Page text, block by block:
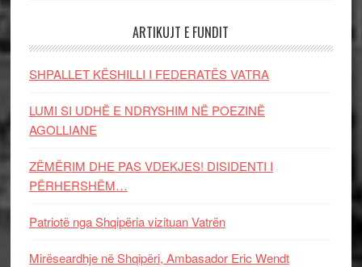
ARTIKUJT E FUNDIT
SHPALLET KËSHILLI I FEDERATËS VATRA
LUMI SI UDHË E NDRYSHIM NË POEZINË
AGOLLIANE
ZËMËRIM DHE PAS VDEKJES! DISIDENTI I
PËRHERSHËM…
Patriotë nga Shqipëria vizituan Vatrën
Mirëseardhje në Shqipëri, Ambasador Eric Wendt